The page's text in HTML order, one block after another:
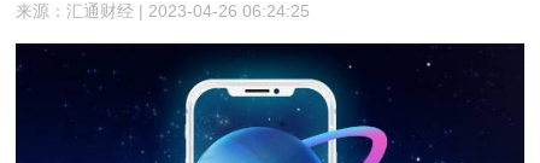
来源：汇通财经 | 2023-04-26 06:24:25